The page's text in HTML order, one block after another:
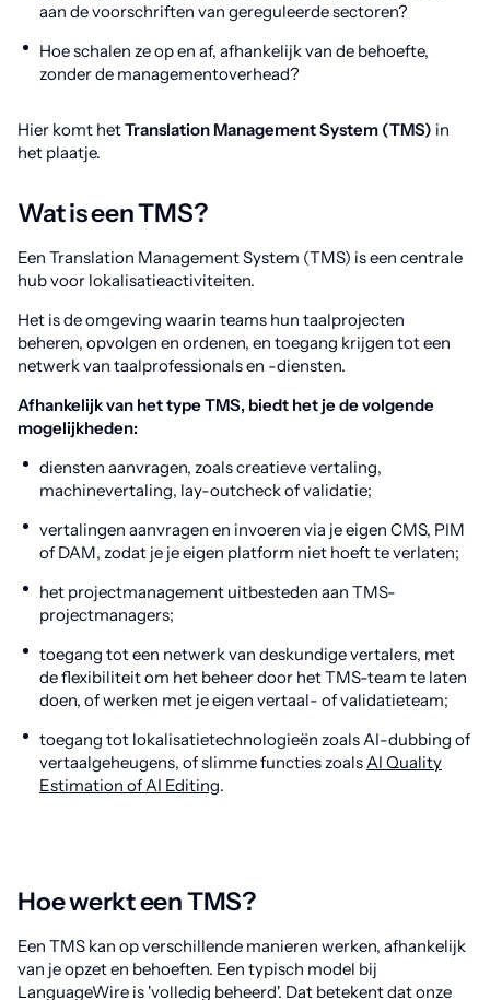
aan de voorschriften van gereguleerde sectoren?
Hoe schalen ze op en af, afhankelijk van de behoefte,
zonder de managementoverhead?
Hier komt hetTranslation Management System (TMS) in
het plaatje.
Wat is een TMS?
Een Translation Management System (TMS) is een centrale
hub voor lokalisatieactiviteiten.
Het is de omgeving waarin teams hun taalprojecten
beheren, opvolgen en ordenen, en toegang krijgen tot een
netwerk van taalprofessionals en -diensten.
Afhankelijk van het type TMS, biedt het je de volgende
mogelijkheden:
diensten aanvragen, zoals creatieve vertaling,
machinevertaling, lay-outcheck of validatie;
vertalingen aanvragen en invoeren via je eigen CMS, PIM
of DAM, zodat je je eigen platform niet hoeft te verlaten;
het projectmanagement uitbesteden aan TMS-
projectmanagers;
toegang tot een netwerk van deskundige vertalers, met
de flexibiliteit om het beheer door het TMS-team te laten
doen, of werken met je eigen vertaal- of validatieteam;
toegang tot lokalisatietechnologieën zoals AI-dubbing of
vertaalgeheugens, of slimme functies zoalsAI Quality
Estimation of AI Editing.
Hoe werkt een TMS?
Een TMS kan op verschillende manieren werken, afhankelijk
van je opzet en behoeften. Een typisch model bij
LanguageWire is 'volledig beheerd'. Dat betekent dat onze